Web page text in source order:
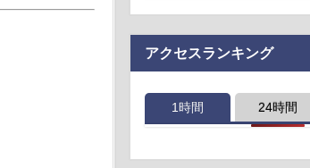
アクセスランキング
1時間 24時間